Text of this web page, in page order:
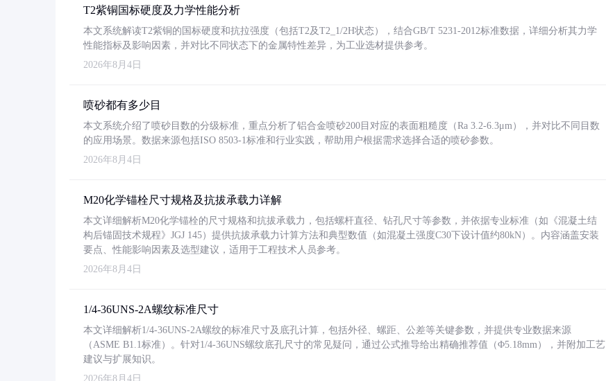
T2紫铜国标硬度及力学性能分析
本文系统解读T2紫铜的国标硬度和抗拉强度（包括T2及T2_1/2H状态），结合GB/T 5231-2012标准数据，详细分析其力学
性能指标及影响因素，并对比不同状态下的金属特性差异，为工业选材提供参考。
2026年8月4日
喷砂都有多少目
本文系统介绍了喷砂目数的分级标准，重点分析了铝合金喷砂200目对应的表面粗糙度（Ra 3.2-6.3μm），并对比不同目数
的应用场景。数据来源包括ISO 8503-1标准和行业实践，帮助用户根据需求选择合适的喷砂参数。
2026年8月4日
M20化学锚栓尺寸规格及抗拔承载力详解
本文详细解析M20化学锚栓的尺寸规格和抗拔承载力，包括螺杆直径、钻孔尺寸等参数，并依据专业标准（如《混凝土结
构后锚固技术规程》JGJ 145）提供抗拔承载力计算方法和典型数值（如混凝土强度C30下设计值约80kN）。内容涵盖安装
要点、性能影响因素及选型建议，适用于工程技术人员参考。
2026年8月4日
1/4-36UNS-2A螺纹标准尺寸
本文详细解析1/4-36UNS-2A螺纹的标准尺寸及底孔计算，包括外径、螺距、公差等关键参数，并提供专业数据来源
（ASME B1.1标准）。针对1/4-36UNS螺纹底孔尺寸的常见疑问，通过公式推导给出精确推荐值（Φ5.18mm），并附加工艺
建议与扩展知识。
2026年8月4日